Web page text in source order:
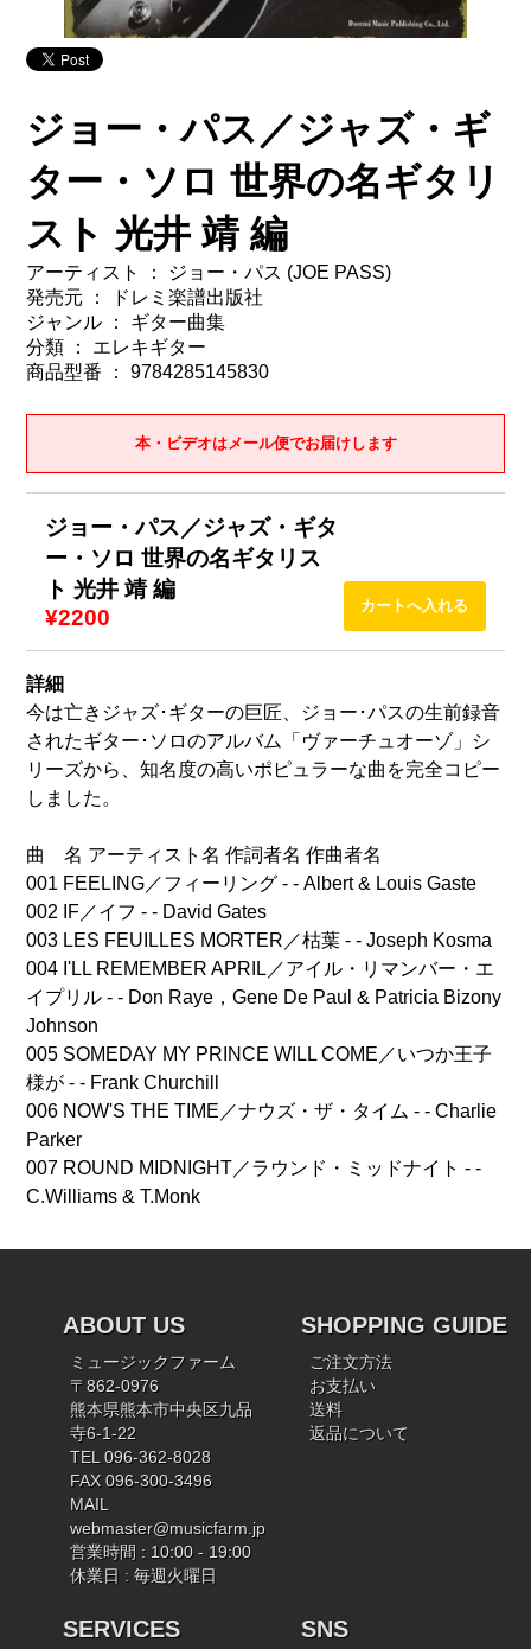
ジョー・パス／ジャズ・ギ
ター・ソロ 世界の名ギタリ
スト 光井 靖 編
アーティスト ： ジョー・パス (JOE PASS)
発売元 ： ドレミ楽譜出版社
ジャンル ： ギター曲集
分類 ： エレキギター
商品型番 ： 9784285145830
本・ビデオはメール便でお届けします
ジョー・パス／ジャズ・ギタ
ー・ソロ 世界の名ギタリス
ト 光井 靖 編
¥2200
詳細
今は亡きジャズ･ギターの巨匠、ジョー･パスの生前録音
されたギター･ソロのアルバム「ヴァーチュオーゾ」シ
リーズから、知名度の高いポピュラーな曲を完全コピー
しました。
曲 名 アーティスト名 作詞者名 作曲者名
001 FEELING／フィーリング - - Albert & Louis Gaste
002 IF／イフ - - David Gates
003 LES FEUILLES MORTER／枯葉 - - Joseph Kosma
004 I'LL REMEMBER APRIL／アイル・リマンバー・エ
イプリル - - Don Raye，Gene De Paul & Patricia Bizony
Johnson
005 SOMEDAY MY PRINCE WILL COME／いつか王子
様が - - Frank Churchill
006 NOW'S THE TIME／ナウズ・ザ・タイム - - Charlie
Parker
007 ROUND MIDNIGHT／ラウンド・ミッドナイト - -
C.Williams & T.Monk
ABOUT US
ミュージックファーム
〒862-0976
熊本県熊本市中央区九品
寺6-1-22
TEL 096-362-8028
FAX 096-300-3496
MAIL
webmaster@musicfarm.jp
営業時間 : 10:00 - 19:00
休業日 : 毎週火曜日
SHOPPING GUIDE
ご注文方法
お支払い
送料
返品について
SERVICES SNS